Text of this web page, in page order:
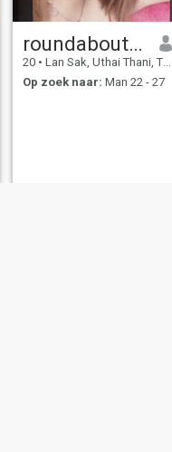
roundabout🐶
20 • Lan Sak, Uthai Thani, Thailand
Op zoek naar: Man 22 - 27